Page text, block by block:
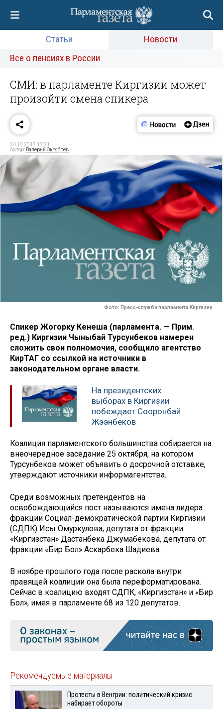
Статьи
Новости
Все о пенсиях в России
СМИ: в парламенте Киргизии может
произойти смена спикера
24.10.2017 17:21
Автор: Валерий Октябрёв
Фото: Пресс-служба парламента Киргизии
Спикер Жогорку Кенеша (парламента. — Прим.
ред.) Киргизии Чыныбай Турсунбеков намерен
сложить свои полномочия, сообщило агентство
КирТАГ со ссылкой на источники в
законодательном органе власти.
На президентских
выборах в Киргизии
побеждает Сооронбай
Жээнбеков
Коалиция парламентского большинства собирается на
внеочередное заседание 25 октября, на котором
Турсунбеков может объявить о досрочной отставке,
утверждают источники информагентства.
Среди возможных претендентов на
освобождающийся пост называются имена лидера
фракции Социал-демократической партии Киргизии
(СДПК) Исы Омуркулова, депутата от фракции
«Киргизстан» Дастанбека Джумабекова, депутата от
фракции «Бир Бол» Аскарбека Шадиева.
В ноябре прошлого года после раскола внутри
правящей коалиции она была переформатирована.
Сейчас в коалицию входят СДПК, «Киргизстан» и «Бир
Бол», имея в парламенте 68 из 120 депутатов.
Рекомендуемые материалы
Протесты в Венгрии: политический кризис
набирает обороты